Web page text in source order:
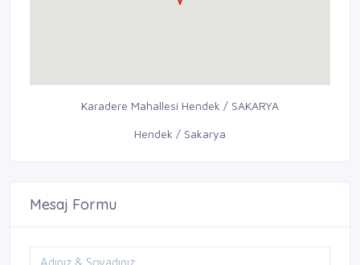
Karadere Mahallesi Hendek / SAKARYA
Hendek / Sakarya
Mesaj Formu